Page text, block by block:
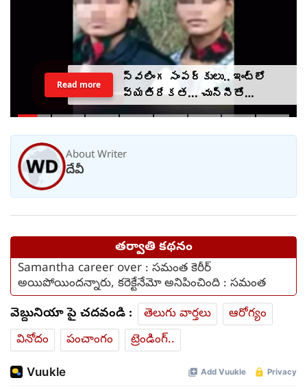
స్వలింగ సంపర్కులు.. ఇంట్లో
వ్యతిరేకత... చున్నీతో
ఉరేసుకుని ఆత్మహత్య
Read more
About Writer
దేవీ
తర్వాతి కథనం
Samantha career over : స‌మంత కెరీర్‌
అయిపోయింద‌న్నారు, క‌రెక్టేనేమో అనిపించింది : స‌మంత‌
వెబ్దునియా పై చదవండి : తెలుగు వార్తలు
ఆరోగ్యం
వినోదం
పంచాంగం ట్రెండింగ్..